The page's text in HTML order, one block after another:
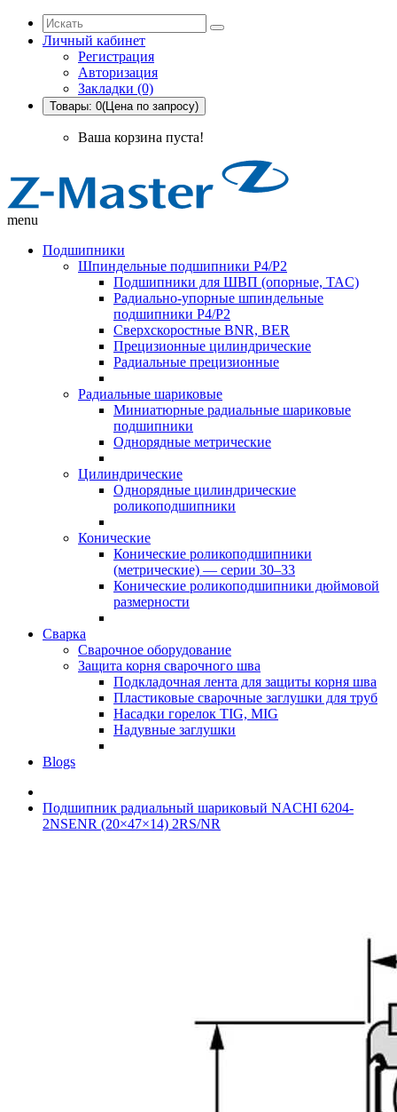
Личный кабинет
Регистрация
Авторизация
Закладки (0)
Товары: 0(Цена по запросу)
Ваша корзина пуста!
menu
Подшипники
Шпиндельные подшипники P4/P2
Подшипники для ШВП (опорные, TAC)
Радиально-упорные шпиндельные
подшипники P4/P2
Сверхскоростные BNR, BER
Прецизионные цилиндрические
Радиальные прецизионные
Радиальные шариковые
Миниатюрные радиальные шариковые
подшипники
Однорядные метрические
Цилиндрические
Однорядные цилиндрические
роликоподшипники
Конические
Конические роликоподшипники
(метрические) — серии 30–33
Конические роликоподшипники дюймовой
размерности
Сварка
Сварочное оборудование
Защита корня сварочного шва
Подкладочная лента для защиты корня шва
Пластиковые сварочные заглушки для труб
Насадки горелок TIG, MIG
Надувные заглушки
Blogs
Подшипник радиальный шариковый NACHI 6204-
2NSENR (20×47×14) 2RS/NR